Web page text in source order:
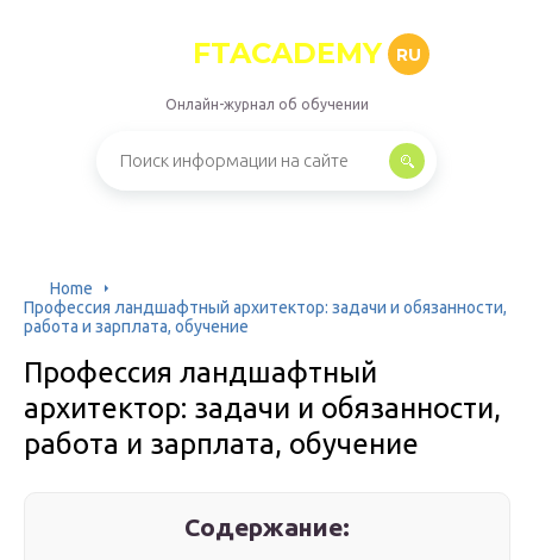
FTACADEMY RU
Онлайн-журнал об обучении
Home
Профессия ландшафтный архитектор: задачи и обязанности,
работа и зарплата, обучение
Профессия ландшафтный
архитектор: задачи и обязанности,
работа и зарплата, обучение
Содержание: